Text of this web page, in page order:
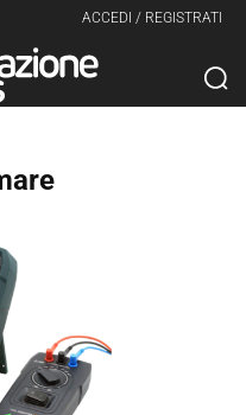
ACCEDI / REGISTRATI